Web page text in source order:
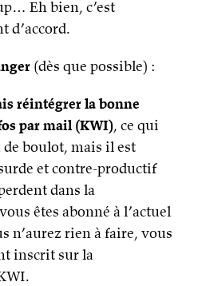
Eh bien, c’est
d’accord.
(dès que possible) :
réintégrer la bonne
par mail (KWI), ce qui
de boulot, mais il est
et contre-productif
dans la
êtes abonné à l’actuel
n’aurez rien à faire, vous
inscrit sur la